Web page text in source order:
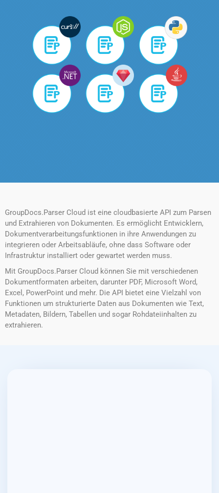
GroupDocs.Parser Cloud ist eine cloudbasierte API zum Parsen
und Extrahieren von Dokumenten. Es ermöglicht Entwicklern,
Dokumentverarbeitungsfunktionen in ihre Anwendungen zu
integrieren oder Arbeitsabläufe, ohne dass Software oder
Infrastruktur installiert oder gewartet werden muss.
Mit GroupDocs.Parser Cloud können Sie mit verschiedenen
Dokumentformaten arbeiten, darunter PDF, Microsoft Word,
Excel, PowerPoint und mehr. Die API bietet eine Vielzahl von
Funktionen um strukturierte Daten aus Dokumenten wie Text,
Metadaten, Bildern, Tabellen und sogar Rohdateiinhalten zu
extrahieren.